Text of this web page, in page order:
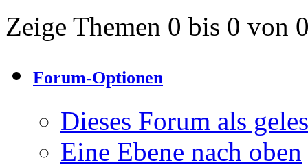
Zeige Themen 0 bis 0 von
Forum-Optionen
Dieses Forum als
Eine Ebene nach oben